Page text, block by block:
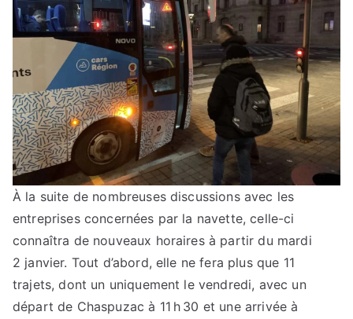
À la suite de nombreuses discussions avec les
entreprises concernées par la navette, celle-ci
connaîtra de nouveaux horaires à partir du mardi
2 janvier. Tout d’abord, elle ne fera plus que 11
trajets, dont un uniquement le vendredi, avec un
départ de Chaspuzac à 11 h 30 et une arrivée à